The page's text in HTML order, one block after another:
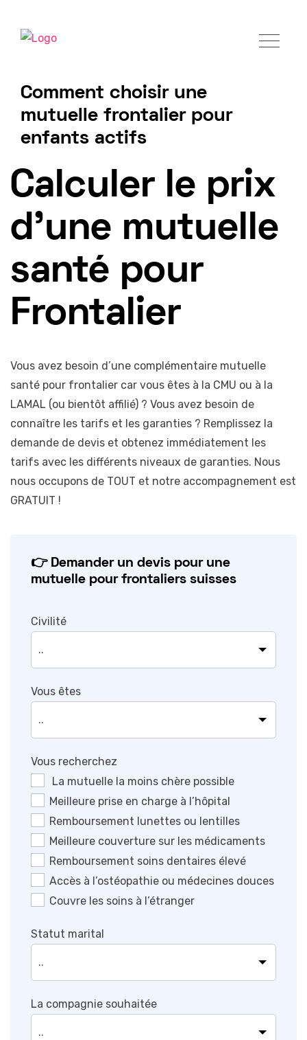
Comment choisir une
mutuelle frontalier pour
enfants actifs
Tarif mutuelle Frontalier 2025
Calculer le prix
d'une mutuelle
santé pour
Frontalier
Vous avez besoin d’une complémentaire mutuelle
santé pour frontalier car vous êtes à la CMU ou à la
LAMAL (ou bientôt affilié) ? Vous avez besoin de
connaître les tarifs et les garanties ? Remplissez la
demande de devis et obtenez immédiatement les
tarifs avec les différents niveaux de garanties. Nous
nous occupons de TOUT et notre accompagnement est
GRATUIT !
👉 Demander un devis pour une
mutuelle pour frontaliers suisses
Civilité
Vous êtes
Vous recherchez
La mutuelle la moins chère possible
Meilleure prise en charge à l’hôpital
Remboursement lunettes ou lentilles
Meilleure couverture sur les médicaments
Remboursement soins dentaires élevé
Accès à l’ostéopathie ou médecines douces
Couvre les soins à l’étranger
Statut marital
La compagnie souhaitée